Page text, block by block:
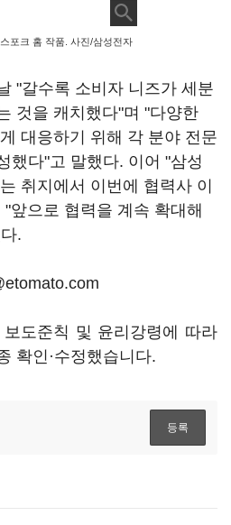
포크 홈 작품. 사진/삼성전자
"갈수록 소비자 니즈가 세분
것을 캐치했다"며 "다양한
대응하기 위해 각 분야 전문
했다"고 말했다. 이어 "삼성
취지에서 이번에 협력사 이
앞으로 협력을 계속 확대해
.
도준칙 및 윤리강령에 따라
확인·수정했습니다.